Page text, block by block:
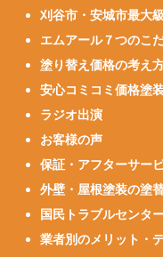
刈谷市・安城市最大
エムアール７つのこ
塗り替え価格の考え
安心コミコミ価格塗
ラジオ出演
お客様の声
保証・アフターサー
外壁・屋根塗装の塗
国民トラブルセンタ
業者別のメリット・